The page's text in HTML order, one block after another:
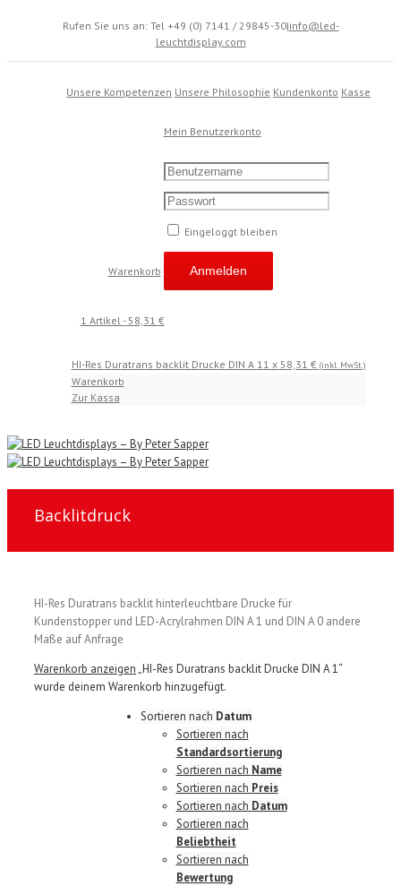
Rufen Sie uns an: Tel +49 (0) 7141 / 29845-30|info@led-
leuchtdisplay.com
Unsere Kompetenzen Unsere Philosophie Kundenkonto Kasse
Warenkorb
Mein Benutzerkonto
Eingeloggt bleiben
1 Artikel- 58,31 €
HI-Res Duratrans backlit Drucke DIN A 11 x 58,31 € (inkl. MwSt.)
Warenkorb
Zur Kassa
Backlitdruck
HI-Res Duratrans backlit hinterleuchtbare Drucke für
Kundenstopper und LED-Acrylrahmen DIN A 1 und DIN A 0 andere
Maße auf Anfrage
Warenkorb anzeigen„HI-Res Duratrans backlit Drucke DIN A 1“
wurde deinem Warenkorb hinzugefügt.
Sortieren nach Datum
Sortieren nach
Standardsortierung
Sortieren nach Name
Sortieren nach Preis
Sortieren nach Datum
Sortieren nach
Beliebtheit
Sortieren nach
Bewertung